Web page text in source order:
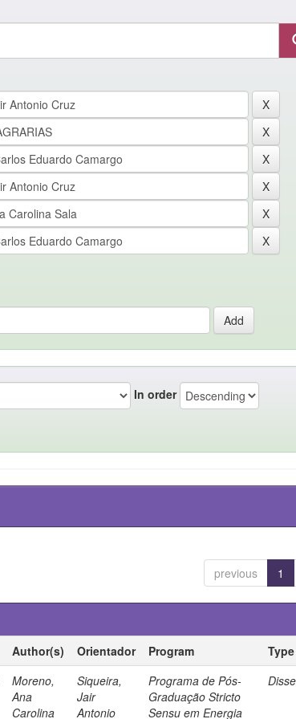
In order
previous 1
Author(s) Orientador Program
Type
Moreno,
Ana
Carolina
Siqueira,
Jair
Antonio
Programa de Pós-
Graduação Stricto
Sensu em Energia